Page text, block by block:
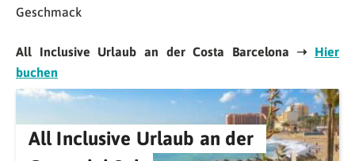
Geschmack
All Inclusive Urlaub an der Costa Barcelona ➝ Hier
buchen
All Inclusive Urlaub an der